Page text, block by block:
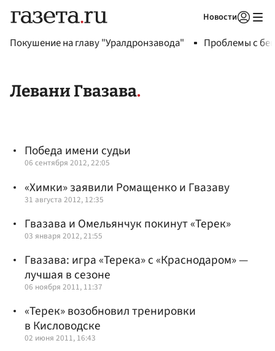
Новости
Покушение на главу "Уралдронзавода" Проблемы с
Левани Гвазава
Победа имени судьи
06 сентября 2012, 22:05
«Химки» заявили Ромащенко и Гвазаву
31 августа 2012, 12:35
Гвазава и Омельянчук покинут «Терек»
03 января 2012, 21:55
Гвазава: игра «Терека» с «Краснодаром» —
лучшая в сезоне
06 ноября 2011, 11:37
«Терек» возобновил тренировки
в Кисловодске
02 июня 2011, 16:43